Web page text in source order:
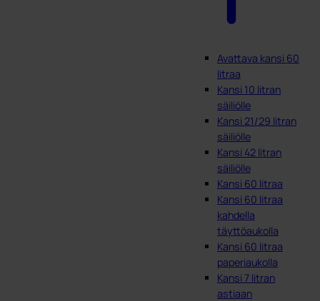
Avattava kansi 60
litraa
Kansi 10 litran
säiliölle
Kansi 21/29 litran
säiliölle
Kansi 42 litran
säiliölle
Kansi 60 litraa
Kansi 60 litraa
kahdella
täyttöaukolla
Kansi 60 litraa
paperiaukolla
Kansi 7 litran
astiaan